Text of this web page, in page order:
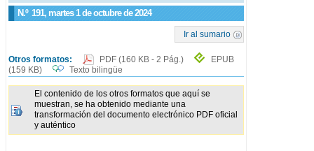
N.º 191, martes 1 de octubre de 2024
Ir al sumario
Otros formatos: PDF (160 KB - 2 Pág.)
EPUB
(159 KB)
Texto bilingüe
El contenido de los otros formatos que aquí se
muestran, se ha obtenido mediante una
transformación del documento electrónico PDF oficial
y auténtico